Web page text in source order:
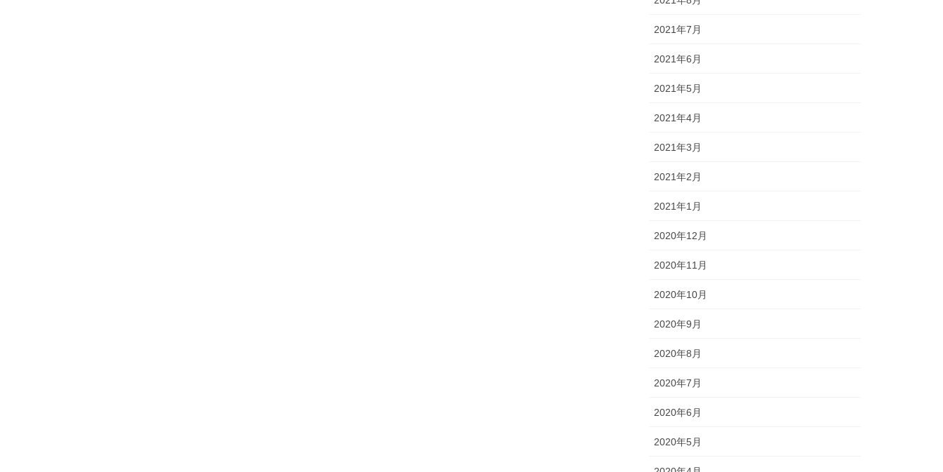
2021年7月
2021年6月
2021年5月
2021年4月
2021年3月
2021年2月
2021年1月
2020年12月
2020年11月
2020年10月
2020年9月
2020年8月
2020年7月
2020年6月
2020年5月